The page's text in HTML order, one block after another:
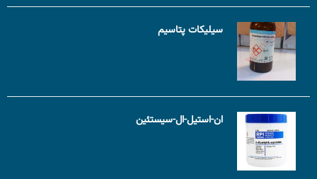
سیلیکات پتاسیم
ان-استیل-ال-سیستئین